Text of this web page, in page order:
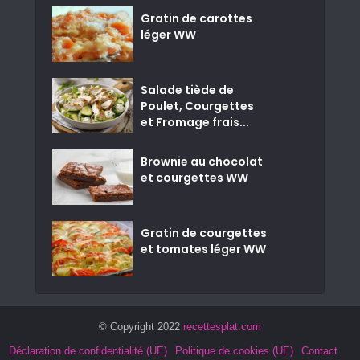
Gratin de carottes
léger WW
Salade tiède de
Poulet, Courgettes
et Fromage frais...
Brownie au chocolat
et courgettes WW
Gratin de courgettes
et tomates léger WW
© Copyright 2022 recettesplat.com
Déclaration de confidentialité (UE)
Politique de cookies (UE)
Contact